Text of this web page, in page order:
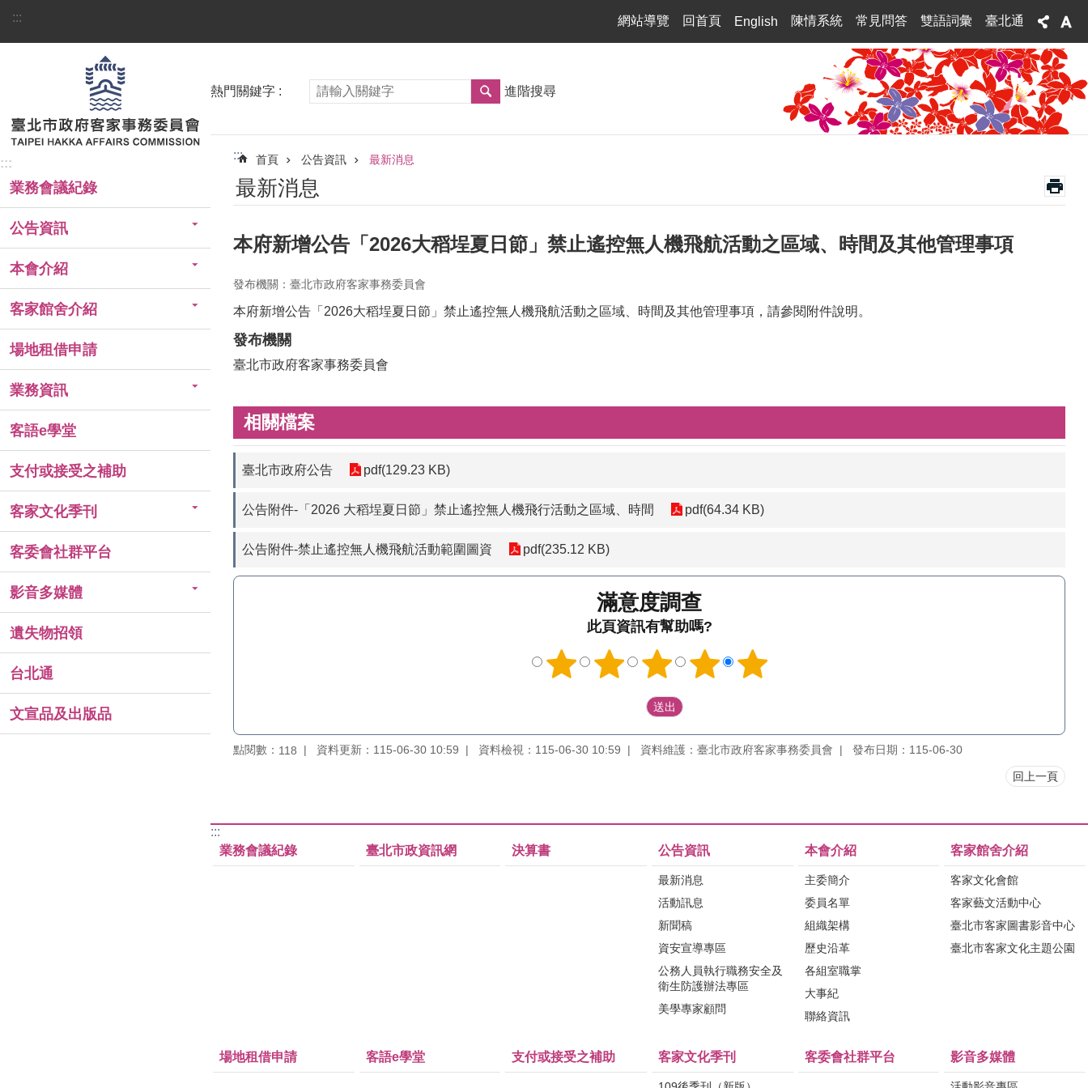
跳到主要內容區塊
::: 網站導覽 回首頁 English 陳情系統 常見問答 雙語詞彙 臺北通
:::
業務會議紀錄
公告資訊
本會介紹
客家館舍介紹
場地租借申請
業務資訊
客語e學堂
支付或接受之補助
客家文化季刊
客委會社群平台
影音多媒體
遺失物招領
台北通
文宣品及出版品
熱門關鍵字 進階搜尋
::: 首頁 公告資訊 最新消息
最新消息
本府新增公告「2026大稻埕夏日節」禁止遙控無人機飛航活動之區域、時間及其他管理事項
發布機關：臺北市政府客家事務委員會
本府新增公告「2026大稻埕夏日節」禁止遙控無人機飛航活動之區域、時間及其他管理事項，請參閱附件說明。
發布機關
臺北市政府客家事務委員會
相關檔案
臺北市政府公告 pdf(129.23 KB)
公告附件-「2026 大稻埕夏日節」禁止遙控無人機飛行活動之區域、時間 pdf(64.34 KB)
公告附件-禁止遙控無人機飛航活動範圍圖資 pdf(235.12 KB)
滿意度調查
此頁資訊有幫助嗎?
點閱數： 118 資料更新：115-06-30 10:59 資料檢視：115-06-30 10:59 資料維護：臺北市政府客家事務委員會 發布日期：115-06-30
回上一頁
:::
業務會議紀錄
臺北市政資訊網 決算書 公告資訊
最新消息
活動訊息
新聞稿
資安宣導專區
公務人員執行職務安全及
衛生防護辦法專區
美學專家顧問
本會介紹
主委簡介
委員名單
組織架構
歷史沿革
各組室職掌
大事紀
聯絡資訊
客家館舍介紹
客家文化會館
客家藝文活動中心
臺北市客家圖書影音中心
臺北市客家文化主題公園
場地租借申請 客語e學堂 支付或接受之補助 客家文化季刊 客委會社群平台 影音多媒體